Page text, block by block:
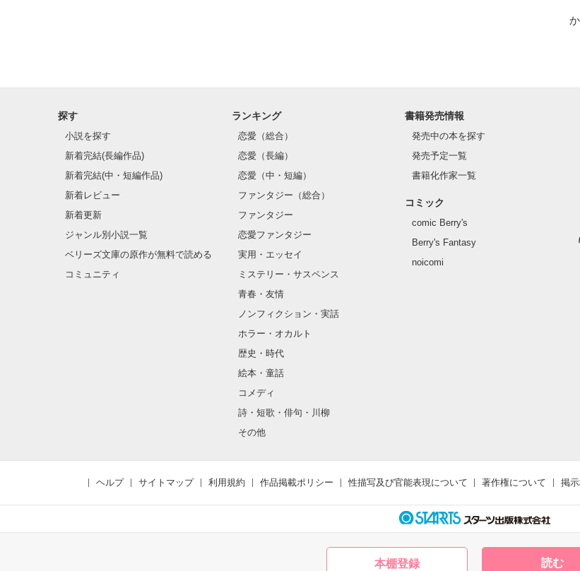
読む
探す
小説を探す
新着完結(長編作品)
新着完結(中・短編作品)
新着レビュー
新着更新
ジャンル別小説一覧
ベリーズ文庫の原作が無料で読める
コミュニティ
ランキング
恋愛（総合）
恋愛（長編）
恋愛（中・短編）
ファンタジー（総合）
ファンタジー
恋愛ファンタジー
実用・エッセイ
ミステリー・サスペンス
青春・友情
ノンフィクション・実話
ホラー・オカルト
歴史・時代
絵本・童話
コメディ
詩・短歌・俳句・川柳
その他
書籍発売情報
発売中の本を探す
発売予定一覧
書籍化作家一覧
コミック
comic Berry's
Berry's Fantasy
noicomi
ヘルプ サイトマップ 利用規約 作品掲載ポリシー 性描写及び官能表現について 著作権について 掲